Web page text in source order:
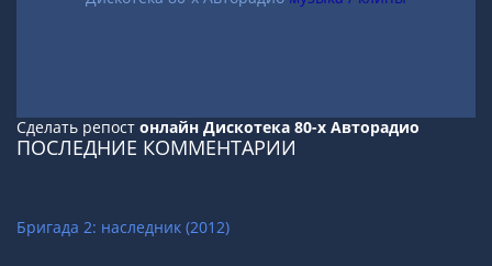
Сделать репост онлайн Дискотека 80-х Авторадио
ПОСЛЕДНИЕ КОММЕНТАРИИ
Бригада 2: наследник (2012)